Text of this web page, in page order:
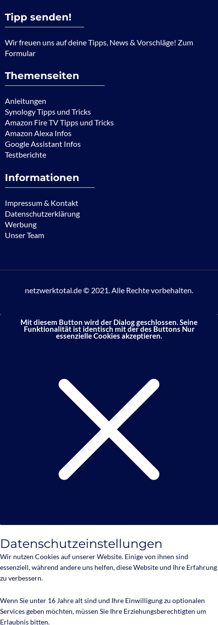
Tipp senden!
Wir freuen uns auf deine Tipps, News & Vorschläge! Zum
Formular
Themenseiten
Anleitungen
Synology Tipps und Tricks
Amazon Fire TV Tipps und Tricks
Amazon Alexa Infos
Google Assistant Infos
Testberichte
Informationen
Impressum & Kontakt
Datenschutzerklärung
Werbung
Unser Team
netzwerktotal.de © 2021. Alle Rechte vorbehalten.
Mit diesem Button wird der Dialog geschlossen. Seine
Funktionalität ist identisch mit der des Buttons Nur
essenzielle Cookies akzeptieren.
Datenschutzeinstellungen
Wir nutzen Cookies auf unserer Website. Einige von ihnen sind
essenziell, während andere uns helfen, diese Website und Ihre Erfahrung
zu verbessern.
Wenn Sie unter 16 Jahre alt sind und Ihre Einwilligung zu optionalen
Services geben möchten, müssen Sie Ihre Erziehungsberechtigten um
Erlaubnis bitten.